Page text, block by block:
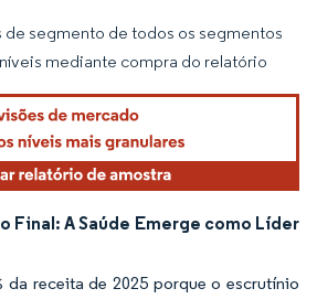
O reuso requer atribuição conforme CC BY 4.0.
de segmento de todos os segmentos
mediante compra do relatório
Final: A Saúde Emerge como Líder
da receita de 2025 porque o escrutínio